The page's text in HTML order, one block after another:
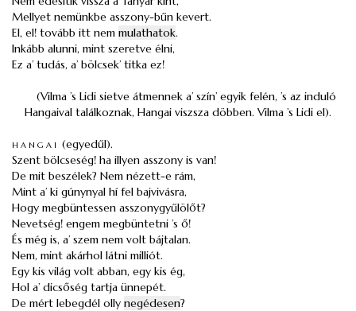
Mellyet nemünkbe asszony-bűn kevert.
El, el! tovább itt nem mulathatok.
Inkább alunni, mint szeretve élni,
Ez a’ tudás, a’ bölcsek’ titka ez!
(Vilma ’s Lidi sietve átmennek a’ szín’ egyik felén, ’s az induló
Hangaival találkoznak, Hangai viszsza döbben. Vilma ’s Lidi el).
hangai (egyedűl).
Szent bölcseség! ha illyen asszony is van!
De mit beszélek? Nem nézett-e rám,
Mint a’ ki gúnynyal hí fel bajvivásra,
Hogy megbüntessen asszonygyűlölőt?
Nevetség! engem megbüntetni ’s ő!
És még is, a’ szem nem volt bájtalan.
Nem, mint akárhol látni milliót.
Egy kis világ volt abban, egy kis ég,
Hol a’ dicsőség tartja ünnepét.
De mért lebegdél olly negédesen?